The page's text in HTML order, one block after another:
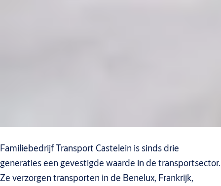
Familiebedrijf Transport Castelein is sinds drie
generaties een gevestigde waarde in de transportsector.
Ze verzorgen transporten in de Benelux, Frankrijk,